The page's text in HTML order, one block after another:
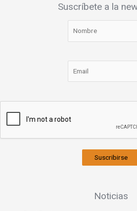
Suscríbete a la
Suscribirse
Noticias